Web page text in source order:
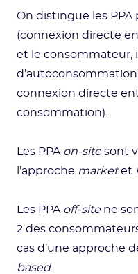
On distingue les PPA
(connexion directe
et le consommateur,
connexion directe
consommation).
Les PPA on-sitesont
l’approche marketet
Les PPA off-sitene
2 des
cas d’une approche
based.